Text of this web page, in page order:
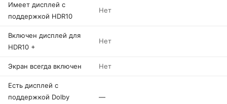
Имеет дисплей с
поддержкой HDR10
Нет
Включен дисплей для
HDR10 +
Нет
Экран всегда включен Нет
Есть дисплей с
поддержкой Dolby
—